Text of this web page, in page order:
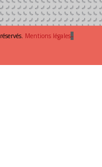
Mentions légales–